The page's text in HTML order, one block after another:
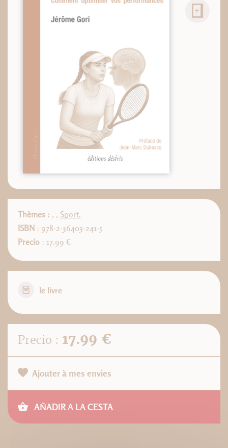
Thèmes : , , Sport,
ISBN : 978-2-36403-241-5
Precio : 17.99 €
le livre
Precio : 17.99 €
Ajouter à mes envies
AÑADIR A LA CESTA